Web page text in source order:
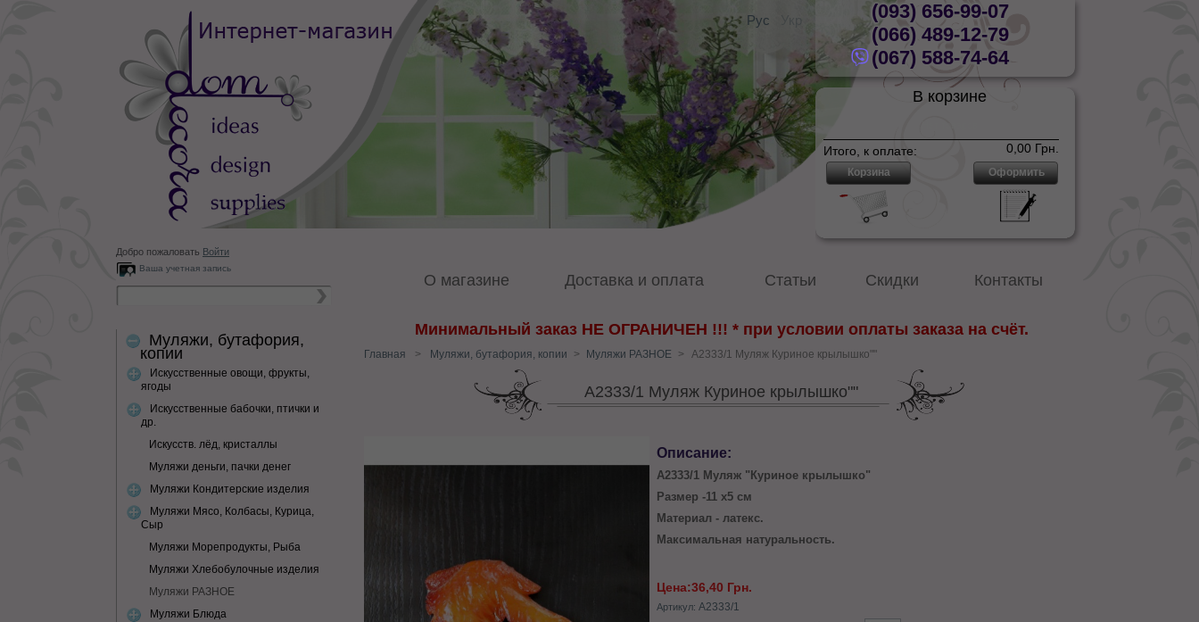
Рус
(093) 656-99-07
(066) 489-12-79
(067) 588-74-64
В корзине
0,00 Грн.
Итого, к оплате:
Корзина Оформить
Добро пожаловать Войти
Ваша учетная запись
О магазине Доставка и оплата Статьи Скидки Контакты
Муляжи, бутафория,
копии
Искусственные овощи, фрукты,
ягоды
Искусственные бабочки, птички и
др.
Искусств. лёд, кристаллы
Муляжи деньги, пачки денег
Муляжи Кондитерские изделия
Муляжи Мясо, Колбасы, Курица,
Сыр
Муляжи Морепродукты, Рыба
Муляжи Хлебобулочные изделия
Муляжи РАЗНОЕ
Муляжи Блюда
Минимальный заказ НЕ ОГРАНИЧЕН !!! * при условии оплаты заказа на счёт.
Главная > Муляжи, бутафория, копии > Муляжи РАЗНОЕ > А2333/1 Муляж Куриное крылышко""
А2333/1 Муляж Куриное крылышко""
Описание:
А2333/1 Муляж "Куриное крылышко"
Размер -11 х5 см
Материал - латекс.
Максимальная натуральность.
Цена:36,40 Грн.
Артикул:А2333/1